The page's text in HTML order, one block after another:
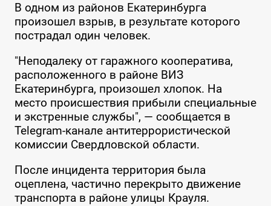
В одном из районов Екатеринбурга
произошел взрыв, в результате которого
пострадал один человек.
"Неподалеку от гаражного кооператива,
расположенного в районе ВИЗ
Екатеринбурга, произошел хлопок. На
место происшествия прибыли специальные
и экстренные службы", — сообщается в
Telegram-канале антитеррористической
комиссии Свердловской области.
После инцидента территория была
оцеплена, частично перекрыто движение
транспорта в районе улицы Крауля.